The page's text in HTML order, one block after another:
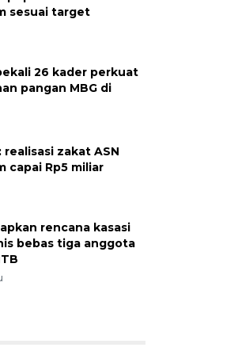
sesuai target
26 kader perkuat
pangan MBG di
realisasi zakat ASN
capai Rp5 miliar
rencana kasasi
bebas tiga anggota